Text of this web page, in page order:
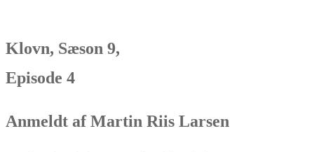
Klovn, Sæson 9,
Episode 4
Anmeldt af Martin Riis Larsen